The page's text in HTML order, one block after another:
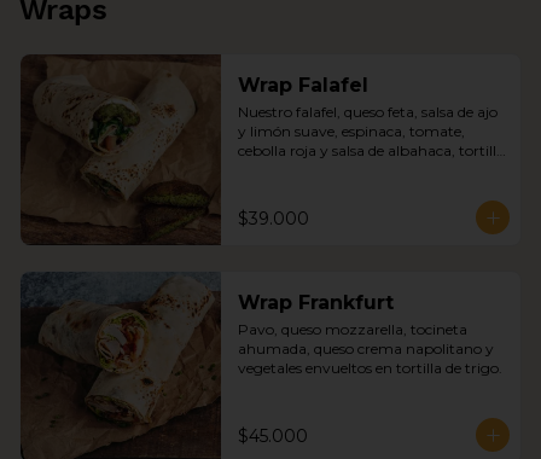
Wraps
Wrap Falafel
Nuestro falafel, queso feta, salsa de ajo
y limón suave, espinaca, tomate,
cebolla roja y salsa de albahaca, tortilla
$39.000
Wrap Frankfurt
Pavo, queso mozzarella, tocineta
ahumada, queso crema napolitano y
vegetales envueltos en tortilla de trigo.
$45.000